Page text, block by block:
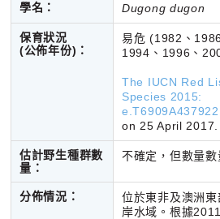
學名： Dugong dugon
保育狀況
(公佈年份) ：
易危 (1982、
1994、1996、
The IUCN Red
Species 2015:
on 25 April 2017.
估計野生種群數
量：
不確定，但數量數
分佈情況：
位於東非及澳洲
岸水域。根據